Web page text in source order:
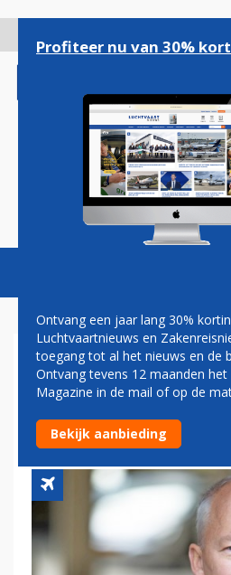
gaan
Magazine Podcasts
KLM:
ZICH UIT
Profiteer nu van 30%
Ontvang een jaar lang 30%
Luchtvaartnieuws en
toegang tot al het nieuws en de
Ontvang tevens 12 maanden
Magazine in de mail of op de
Bekijk aanbieding